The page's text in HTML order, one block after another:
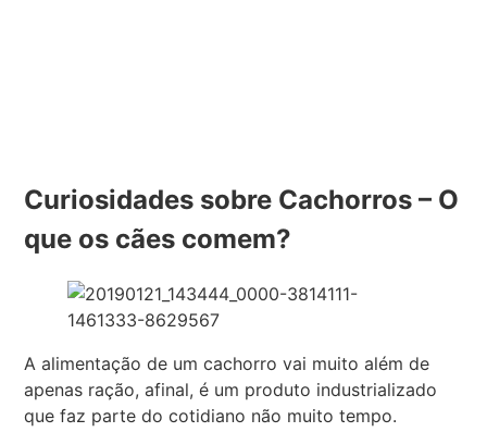
Curiosidades sobre Cachorros – O
que os cães comem?
A alimentação de um cachorro vai muito além de
apenas ração, afinal, é um produto industrializado
que faz parte do cotidiano não muito tempo.